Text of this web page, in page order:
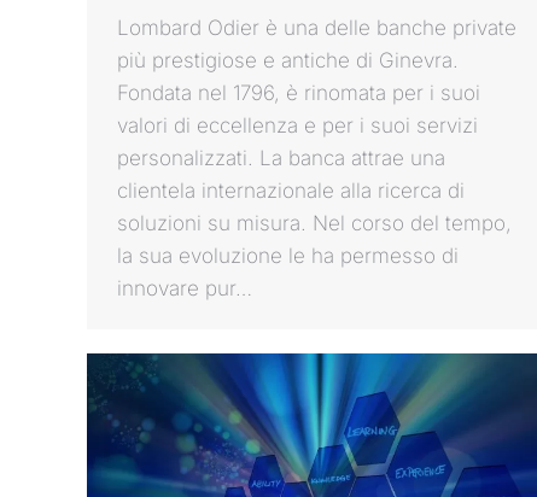
Lombard Odier è una delle banche private
più prestigiose e antiche di Ginevra.
Fondata nel 1796, è rinomata per i suoi
valori di eccellenza e per i suoi servizi
personalizzati. La banca attrae una
clientela internazionale alla ricerca di
soluzioni su misura. Nel corso del tempo,
la sua evoluzione le ha permesso di
innovare pur…